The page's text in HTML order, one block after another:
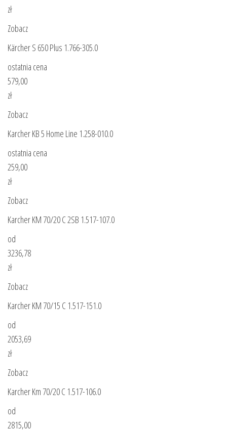
zł
Zobacz
Kärcher S 650 Plus 1.766-305.0
ostatnia cena
579,00
zł
Zobacz
Karcher KB 5 Home Line 1.258-010.0
ostatnia cena
259,00
zł
Zobacz
Karcher KM 70/20 C 2SB 1.517-107.0
od
3236,78
zł
Zobacz
Karcher KM 70/15 C 1.517-151.0
od
2053,69
zł
Zobacz
Karcher Km 70/20 C 1.517-106.0
od
2815,00